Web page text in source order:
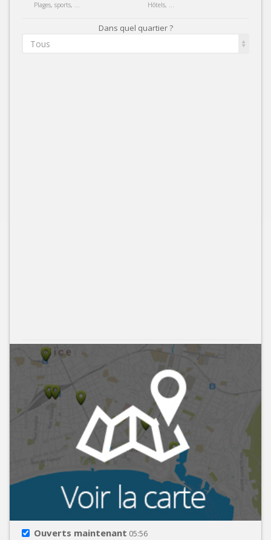
Plages, sports, ... Hôtels, ...
Dans quel quartier ?
Tous
Ouverts maintenant 05:56